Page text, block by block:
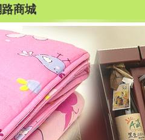
商城